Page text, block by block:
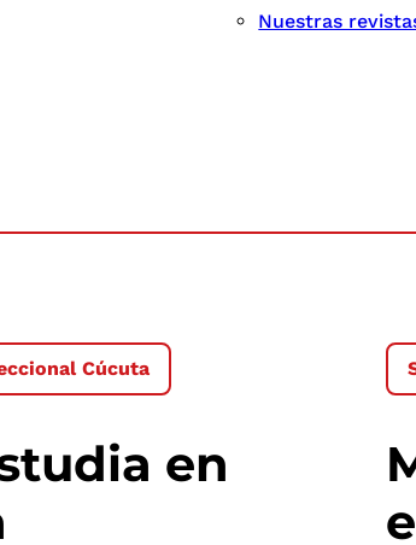
Nuestras
Cúcuta
en